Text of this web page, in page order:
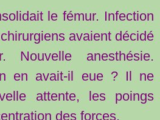
le fémur. Infection
avaient décidé
Nouvelle anesthésie.
en avait-il eue ? Il ne
attente, les poings
des forces.